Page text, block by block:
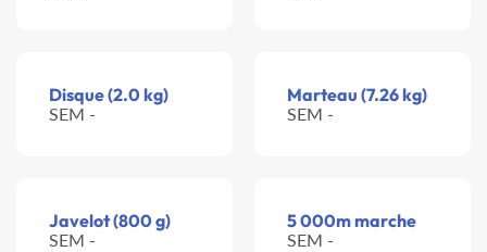
Disque (2.0 kg)
SEM -
Marteau (7.26 kg)
SEM -
Javelot (800 g)
SEM -
5 000m marche
SEM -